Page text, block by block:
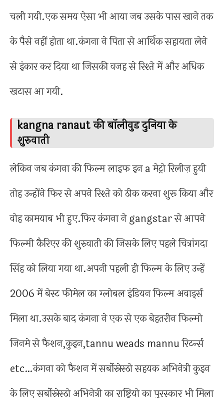
चली गयी.एक समय ऐसा भी आया जब उसके पास खाने तक
के पैसे नहीं होता था.कंगना ने पिता से आर्थिक सहायता लेने
से इंकार कर दिया था जिसकी वजह से रिश्ते में और अधिक
खटास आ गयी.
kangna ranaut की बॉलीवुड दुनिया के
शुरुवाती
लेकिन जब कंगना की फिल्म लाइफ इन a मेट्रो रिलीज़ हुयी
तोह उन्होंने फिर से अपने रिश्ते को ठीक करना शुरू किया और
वोह कामयाब भी हुए.फिर कंगना ने gangstar से आपने
फिल्मी कैरिएर की शुरुवाती की जिसके लिए पहले चित्रांगदा
सिंह को लिया गया था.अपनी पहली ही फिल्म के लिए उन्हें
2006 में बेस्ट फीमेल का ग्लोबल इंडियन फिल्म अवार्ड्स
मिला था.उसके बाद कंगना ने एक से एक बेहतरीन फिल्मो
जिनमे से फैशन,कुइन,tannu weads mannu रिटर्न्स
etc…कंगना को फैशन में सर्बोस्रेस्ठो सहयक अभिनेत्री कुइन
के लिए सर्बोस्रेस्ठो अभिनेत्री का राष्ट्रियो का पुरस्कार भी मिला